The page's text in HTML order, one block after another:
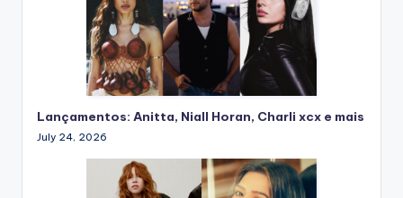
Lançamentos: Anitta, Niall Horan, Charli xcx e mais
July 24, 2026